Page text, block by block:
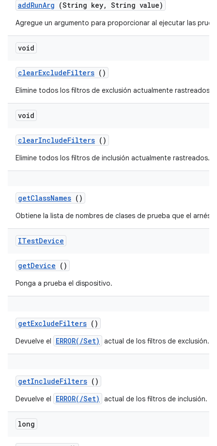
addRunArg (String key, String value)
Agregue un argumento para proporcionar al ejecutar las
void
clearExcludeFilters ()
Elimine todos los filtros de exclusión actualmente rastreados.
void
clearIncludeFilters ()
Elimine todos los filtros de inclusión actualmente rastreados.
getClassNames ()
Obtiene la lista de nombres de clases de prueba que el arnés
ITestDevice
getDevice ()
Ponga a prueba el dispositivo.
getExcludeFilters ()
Devuelve el ERROR(/Set) actual de los filtros de exclusión.
getIncludeFilters ()
Devuelve el ERROR(/Set) actual de los filtros de inclusión.
long